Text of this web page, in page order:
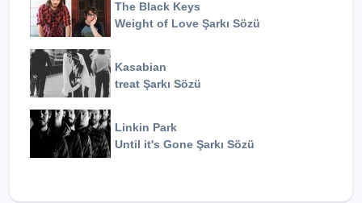
The Black Keys
Weight of Love Şarkı Sözü
Kasabian
treat Şarkı Sözü
Linkin Park
Until it's Gone Şarkı Sözü